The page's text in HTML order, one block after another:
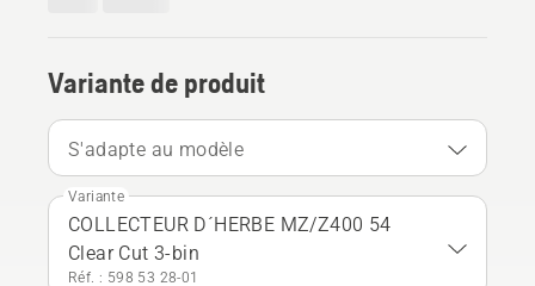
Variante de produit
S'adapte au modèle
Variante
COLLECTEUR D´HERBE MZ/Z400 54
Clear Cut 3-bin
Réf. : 598 53 28‑01